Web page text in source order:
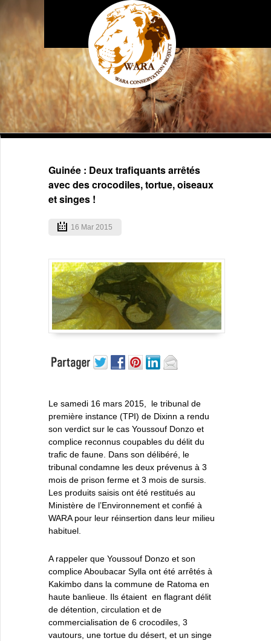
Guinée : Deux trafiquants arrêtés
avec des crocodiles, tortue, oiseaux
et singes !
16 Mar 2015
Le samedi 16 mars 2015, le tribunal de
première instance (TPI) de Dixinn a rendu
son verdict sur le cas Youssouf Donzo et
complice reconnus coupables du délit du
trafic de faune. Dans son délibéré, le
tribunal condamne les deux prévenus à 3
mois de prison ferme et 3 mois de sursis.
Les produits saisis ont été restitués au
Ministère de l’Environnement et confié à
WARA pour leur réinsertion dans leur milieu
habituel.
A rappeler que Youssouf Donzo et son
complice Aboubacar Sylla ont été arrêtés à
Kakimbo dans la commune de Ratoma en
haute banlieue. Ils étaient en flagrant délit
de détention, circulation et de
commercialisation de 6 crocodiles, 3
vautours, une tortue du désert, et un singe